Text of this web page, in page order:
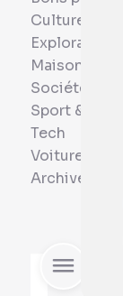
Culture
Exploration
Maison et
Société
Sport &
Tech
Voitures
Archives